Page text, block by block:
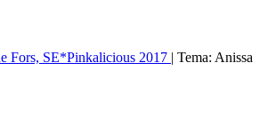
Fors, SE*Pinkalicious 2017 | Tema: Anissa